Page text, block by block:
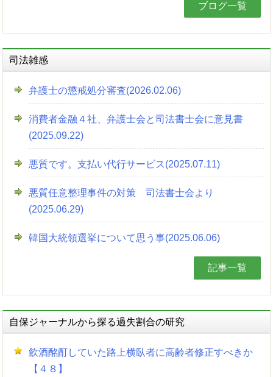
ブログ一覧
司法雑感
弁護士の懲戒処分審査(2026.02.06)
消費者金融４社、弁護士会と司法書士会に意見書
(2025.09.22)
悪質です。支払い代行サービス(2025.07.11)
悪質任意整理事件の対策 司法書士会より
(2025.06.29)
韓国大統領選挙について思う事(2025.06.06)
記事一覧
自保ジャーナルから探る過失割合の研究
飲酒酩酊していた路上横臥者に高齢者修正すべきか
【４８】